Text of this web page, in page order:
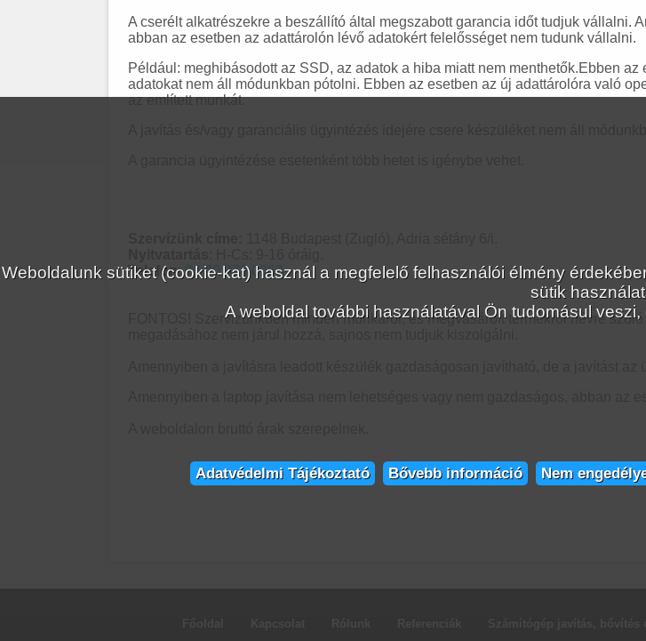
A cserélt alkatrészekre a beszállító által megszabott garancia időt tudjuk vállalni.
abban az esetben az adattárolón lévő adatokért felelősséget nem tudunk vállalni.
Például: meghibásodott az SSD, az adatok a hiba miatt nem menthetők.Ebben
adatokat nem áll módunkban pótolni. Ebben az esetben az új adattárolóra való
az említett munkát.
Telefon:06 70 376 0063
FONTOS! Szervizünkben minden munkáról, és megvásárolt termékről névre
Weboldalunk sütiket (cookie-kat) használ a megfelelő felhasználói élmény
sütik
A weboldal további használatával Ön tudomásul
Adatvédelmi Tájékoztató Bővebb információ Nem